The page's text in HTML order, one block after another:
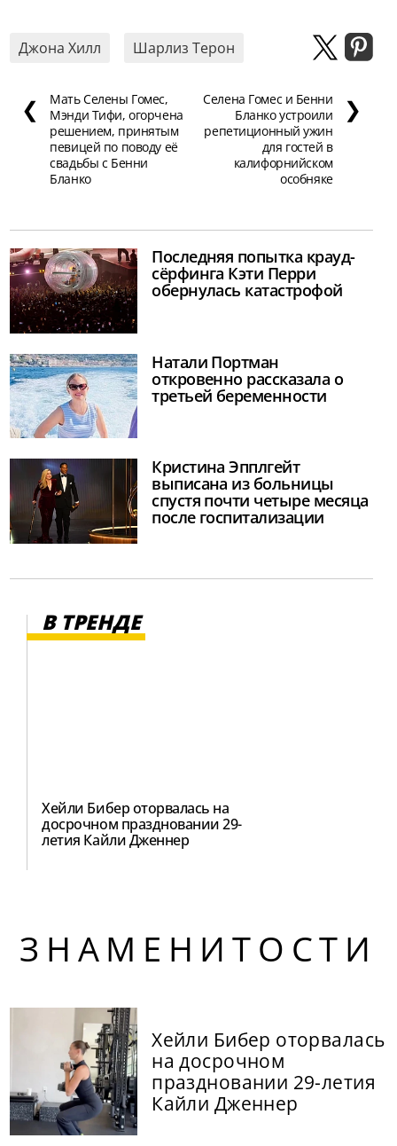
Джона Хилл Шарлиз Терон
❮
Мать Селены Гомес,
Мэнди Тифи, огорчена
решением, принятым
певицей по поводу её
свадьбы с Бенни
Бланко
Селена Гомес и Бенни
Бланко устроили
репетиционный ужин
для гостей в
калифорнийском
особняке
❯
Последняя попытка крауд-
сёрфинга Кэти Перри
обернулась катастрофой
Натали Портман
откровенно рассказала о
третьей беременности
Кристина Эпплгейт
выписана из больницы
спустя почти четыре месяца
после госпитализации
В ТРЕНДЕ
Хейли Бибер оторвалась на
досрочном праздновании 29-
летия Кайли Дженнер
ЗНАМЕНИТОСТИ
Хейли Бибер оторвалась
на досрочном
праздновании 29-летия
Кайли Дженнер